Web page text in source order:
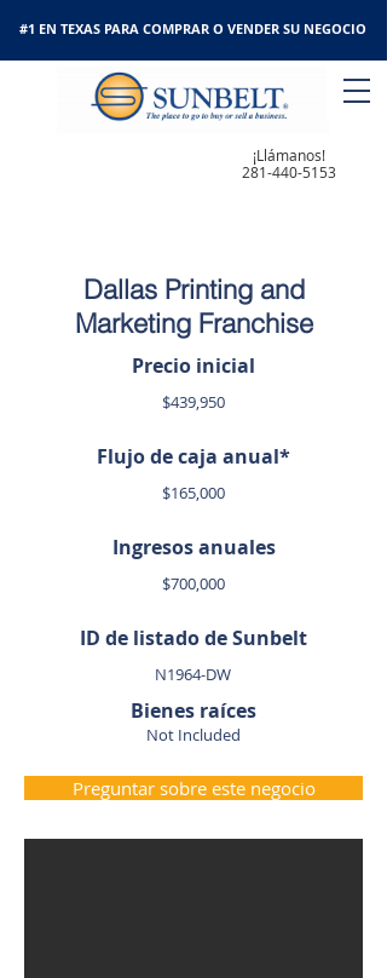
#1 EN TEXAS PARA COMPRAR O VENDER SU NEGOCIO
¡Llámanos!
281-440-5153
Dallas Printing and
Marketing Franchise
Precio inicial
$439,950
Flujo de caja anual*
$165,000
Ingresos anuales
$700,000
ID de listado de Sunbelt
N1964-DW
Bienes raíces
Not Included
Preguntar sobre este negocio